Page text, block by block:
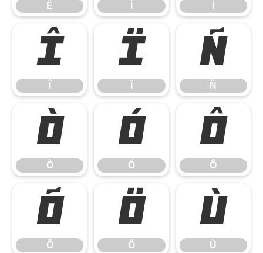
Ë
Î Ï Ñ
Ñ
Ò
Ò
Ó
Ó
Ô
Ô
Õ
Õ
Ö
Ö
Ù
Ù